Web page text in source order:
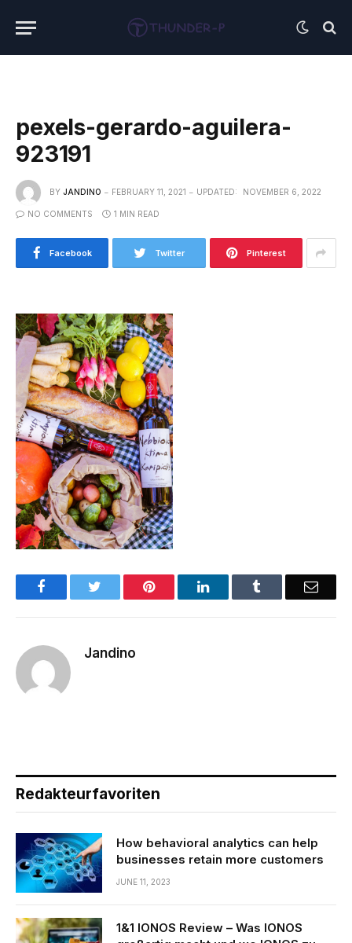
pexels-gerardo-aguilera-
923191
BY JANDINO FEBRUARY 11, 2021 UPDATED: NOVEMBER 6, 2022
NO COMMENTS 1 MIN READ
Facebook Twitter Pinterest
Facebook Pinterest LinkedIn Email
Jandino
Redakteurfavoriten
How behavioral analytics can help
businesses retain more customers
JUNE 11, 2023
1&1 IONOS Review – Was IONOS